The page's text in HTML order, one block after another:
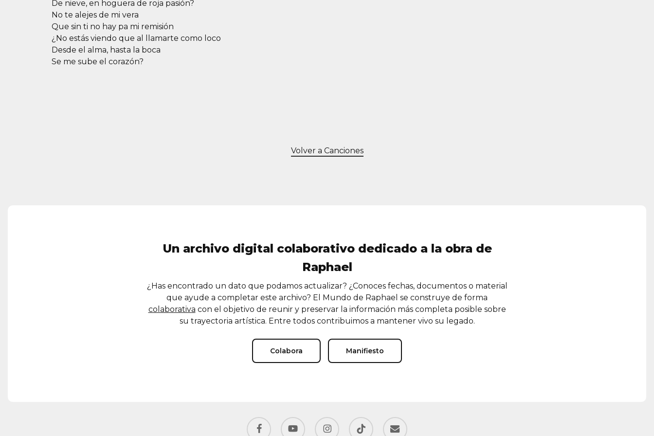
De nieve, en hoguera de roja pasión?
No te alejes de mi vera
Que sin ti no hay pa mi remisión
¿No estás viendo que al llamarte como loco
Desde el alma, hasta la boca
Se me sube el corazón?
Volver a Canciones
Un archivo digital colaborativo dedicado a la obra de
Raphael
¿Has encontrado un dato que podamos actualizar? ¿Conoces fechas, documentos o material
que ayude a completar este archivo? El Mundo de Raphael se construye de forma
colaborativa con el objetivo de reunir y preservar la información más completa posible sobre
su trayectoria artística. Entre todos contribuimos a mantener vivo su legado.
Colabora Manifiesto
facebook youtube instagram tiktok email